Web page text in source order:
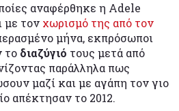
αναφέρθηκε η Adele
με τον χωρισμό της από τον
μήνα, εκπρόσωποι
το διαζύγιό τους μετά από
παράλληλα πως
μαζί και με αγάπη τον γιο
απέκτησαν το 2012.